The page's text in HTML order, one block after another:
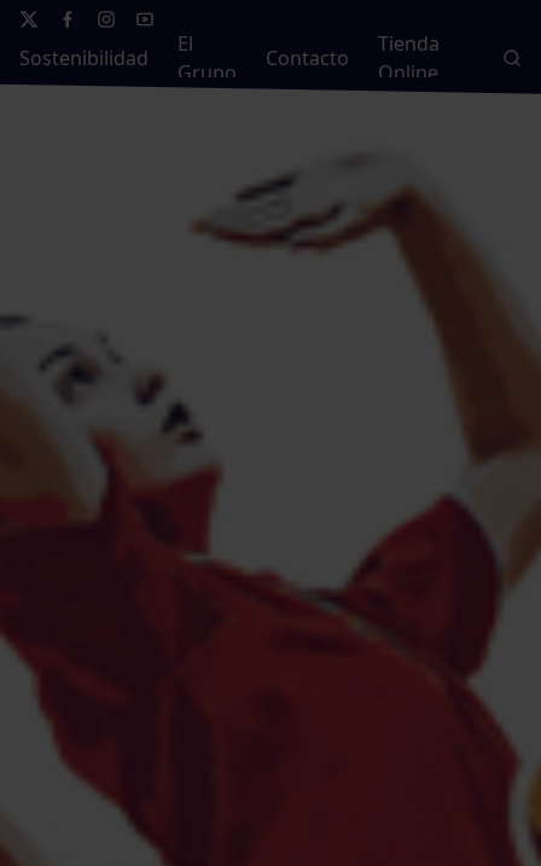
Sostenibilidad
El
Grupo
Contacto
Tienda
Online